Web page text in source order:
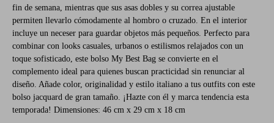
fin de semana, mientras que sus asas dobles y su correa ajustable
permiten llevarlo cómodamente al hombro o cruzado. En el interior
incluye un neceser para guardar objetos más pequeños. Perfecto para
combinar con looks casuales, urbanos o estilismos relajados con un
toque sofisticado, este bolso My Best Bag se convierte en el
complemento ideal para quienes buscan practicidad sin renunciar al
diseño. Añade color, originalidad y estilo italiano a tus outfits con este
bolso jacquard de gran tamaño. ¡Hazte con él y marca tendencia esta
temporada! Dimensiones: 46 cm x 29 cm x 18 cm